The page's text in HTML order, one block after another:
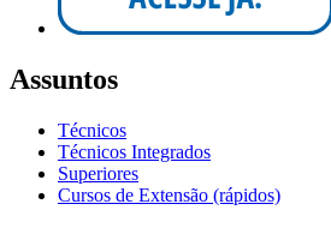
Assuntos
Técnicos
Técnicos Integrados
Superiores
Cursos de Extensão (rápidos)